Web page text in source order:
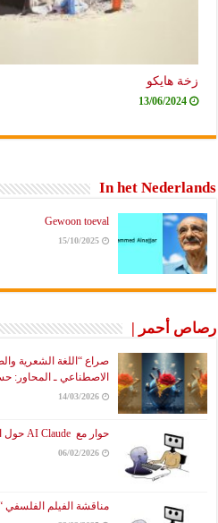
زخة هايكو
13/06/2024
In het Nederlands
Gewoon toeval
15/10/2025
رصاص أحمر |
صراع “اللغة الشعرية
الاصطناعي ـ المحاور:
14/03/2026
حوار مع AI Claude حول التاريخ والحقيقة
06/02/2026
مناقشة الفيلم الفلسفي